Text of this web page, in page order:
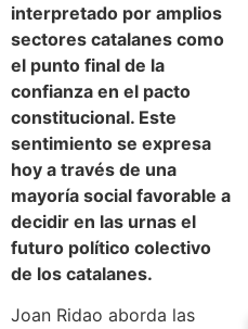
interpretado por amplios
sectores catalanes como
el punto final de la
confianza en el pacto
constitucional. Este
sentimiento se expresa
hoy a través de una
mayoría social favorable a
decidir en las urnas el
futuro político colectivo
de los catalanes.
Joan Ridao aborda las